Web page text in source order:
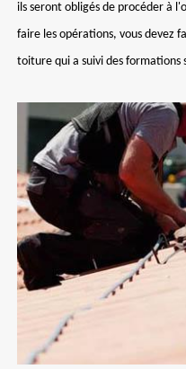
ils seront obligés de procéder à
faire les opérations, vous devez
toiture qui a suivi des formations